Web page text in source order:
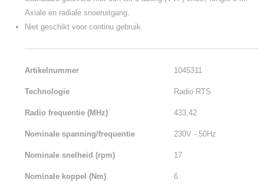
Axiale en radiale snoeruitgang.
Niet geschikt voor continu gebruik.
Artikelnummer 1045311
Technologie Radio RTS
Radio frequentie (MHz) 433,42
Nominale spanning/frequentie 230V - 50Hz
Nominale snelheid (rpm) 17
Nominale koppel (Nm) 6